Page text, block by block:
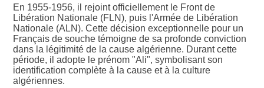
En 1955-1956, il rejoint officiellement le Front de
Libération Nationale (FLN), puis l'Armée de Libération
Nationale (ALN). Cette décision exceptionnelle pour un
Français de souche témoigne de sa profonde conviction
dans la légitimité de la cause algérienne. Durant cette
période, il adopte le prénom "Ali", symbolisant son
identification complète à la cause et à la culture
algériennes.